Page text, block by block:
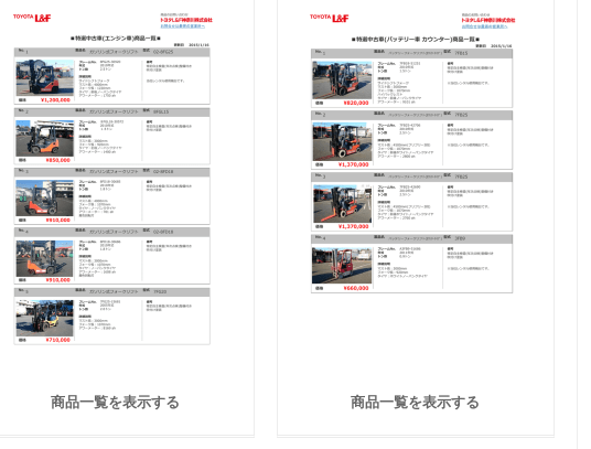
商品一覧を表示する 商品一覧を表示する